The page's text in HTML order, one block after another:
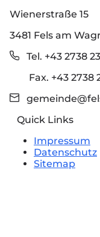
Wienerstraße 15
3481 Fels am
Tel. +43 2738
Fax. +43 2738
Quick Links
Impressum
Datenschutz
Sitemap